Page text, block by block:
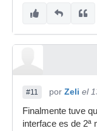
#11 por Zeli el
Finalmente tuve
interface es de 2ª